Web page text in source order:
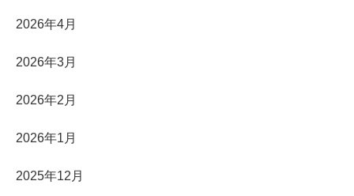
2026年4月
2026年3月
2026年2月
2026年1月
2025年12月